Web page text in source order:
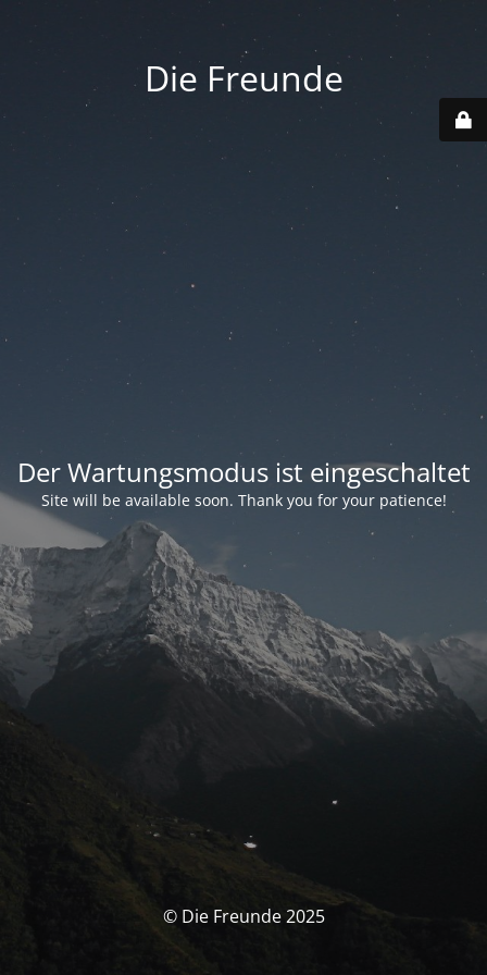
Die Freunde
Der Wartungsmodus ist eingeschaltet
Site will be available soon. Thank you for your patience!
© Die Freunde 2025